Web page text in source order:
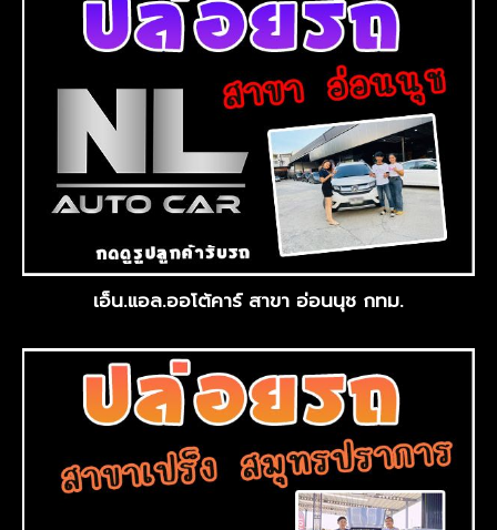
เอ็น.แอล.ออโต้คาร์ สาขา อ่อนนุช กทม.